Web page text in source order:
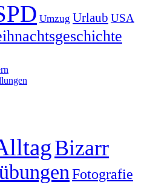
Umzug Urlaub USA
Bizarr
Fotografie